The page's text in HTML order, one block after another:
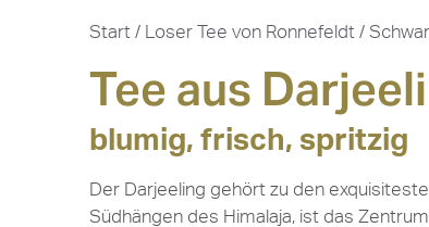
Start / Loser Tee von Ronnefeldt /
Tee aus
blumig, frisch, spritzig
Der Darjeeling gehört zu den
Südhängen des Himalaja, ist das